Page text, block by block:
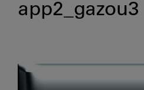
app2_gazou3